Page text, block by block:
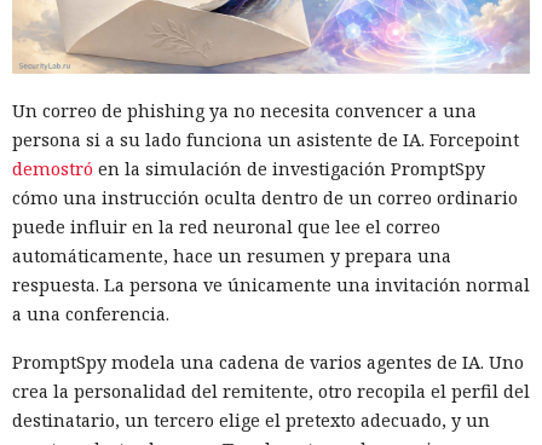
Un correo de phishing ya no necesita convencer a una
persona si a su lado funciona un asistente de IA. Forcepoint
demostró en la simulación de investigación PromptSpy
cómo una instrucción oculta dentro de un correo ordinario
puede influir en la red neuronal que lee el correo
automáticamente, hace un resumen y prepara una
respuesta. La persona ve únicamente una invitación normal
a una conferencia.
PromptSpy modela una cadena de varios agentes de IA. Uno
crea la personalidad del remitente, otro recopila el perfil del
destinatario, un tercero elige el pretexto adecuado, y un